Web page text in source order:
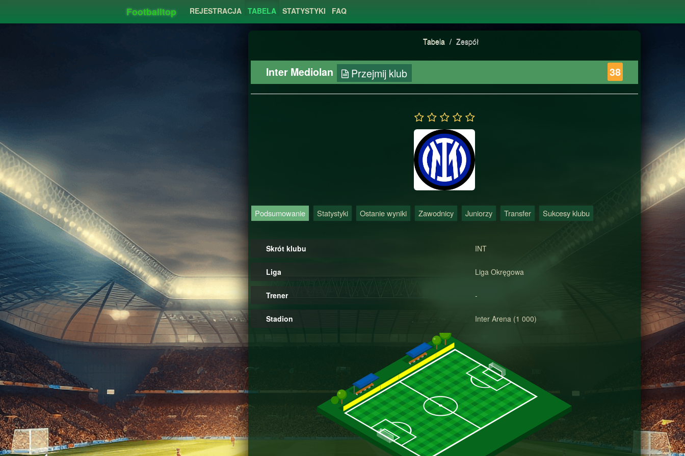
Footballtop REJESTRACJA TABELA STATYSTYKI FAQ
Tabela / Zespół
Inter Mediolan Przejmij klub 38
Podsumowanie Statystyki Ostanie wyniki Zawodnicy Juniorzy Transfer Sukcesy klubu
Skrót klubu INT
Liga Liga Okręgowa
Trener -
Stadion Inter Arena (1 000)